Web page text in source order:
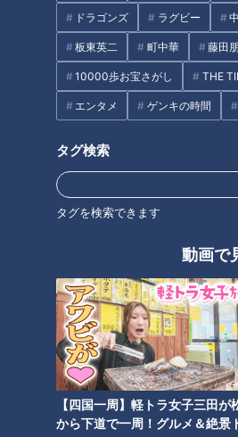
ドラゴンズ ラグビー
板東英二 町中華 藤田
10000歩お宝さがし THE
エンタメ ゲンキの時間
タグ検索
タグを検索できます
動画で
【四国一周】軽トラ女子三田が
から下道で一周！グルメ＆絶景
気持ちがいいエリア。CBC入社3年
り来たことがないエリアです。東へ
き込み調査を行いました。
た。『グッドルーザーズクラブ』っ
た？）はい、何度か行きました。ア
オープンして間もないにもかかわら
アナがたどり着いた感動スポット一
バーガーです。